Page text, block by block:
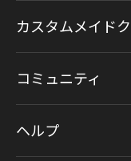
カスタムメイド
コミュニティ
ヘルプ